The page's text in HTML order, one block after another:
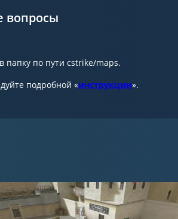
вопросы
папку по пути cstrike/maps.
подробной «инструкции».